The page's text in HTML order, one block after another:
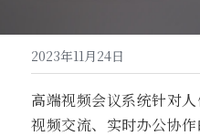
音视频会议平
高清分体式终
联系我们
2023年11月24日
高端视频会议系统针对
视频交流、实时办公协